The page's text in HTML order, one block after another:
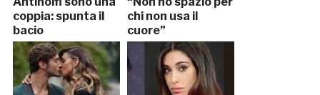
coppia: spunta il
bacio
chi non usa il
cuore”